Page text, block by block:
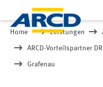
Home Leistungen
ARCD-Vorteilspartner
Grafenau